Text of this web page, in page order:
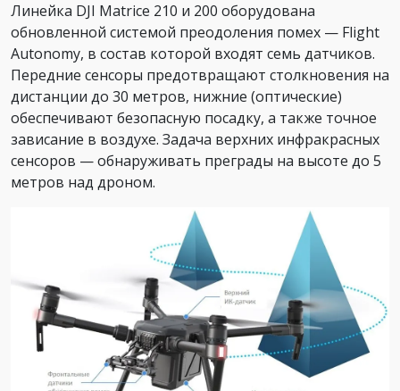
Линейка DJI Matrice 210 и 200 оборудована
обновленной системой преодоления помех — Flight
Autonomy, в состав которой входят семь датчиков.
Передние сенсоры предотвращают столкновения на
дистанции до 30 метров, нижние (оптические)
обеспечивают безопасную посадку, а также точное
зависание в воздухе. Задача верхних инфракрасных
сенсоров — обнаруживать преграды на высоте до 5
метров над дроном.